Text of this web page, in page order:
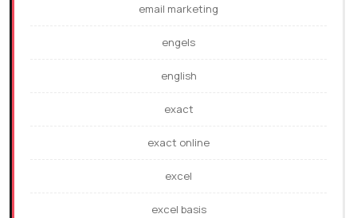
email marketing
engels
english
exact
exact online
excel
excel basis